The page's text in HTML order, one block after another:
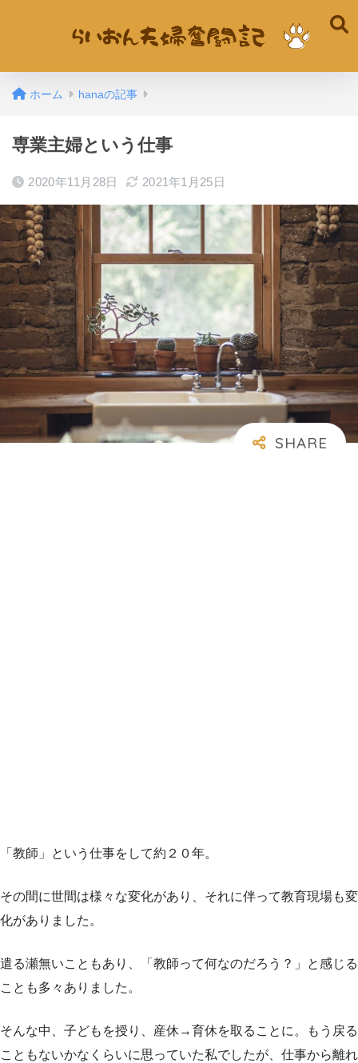
ホーム hanaの記事
専業主婦という仕事
2020年11月28日 2021年1月25日
「教師」という仕事をして約２０年。
その間に世間は様々な変化があり、それに伴って教育現場も変
化がありました。
遣る瀬無いこともあり、「教師って何なのだろう？」と感じる
ことも多々ありました。
そんな中、子どもを授り、産休→育休を取ることに。もう戻る
こともないかなくらいに思っていた私でしたが、仕事から離れ